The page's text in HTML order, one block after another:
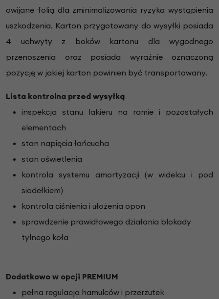
owijane folią dla zminimalizowania ryzyka wystąpienia
uszkodzenia. Karton przygotowany do wysyłki posiada
4 uchwyty z boków kartonu dla wygodnego
przenoszenia oraz posiada wyraźnie oznaczoną
pozycję w jakiej karton powinien być transportowany.
Lista kontrolna przed wysyłką
inspekcja stanu lakieru na ramie i pozostałych
elementach
stan napięcia łańcucha
stan oświetlenia
kontrola systemu amortyzacji (w widelcu i pod
siodełkiem)
kontrola ciśnienia i ułożenia opon
sprawdzenie prawidłowego działania blokady
tylnego koła
Dodatkowo w opcji PREMIUM
pełna regulacja hamulców i przerzutek